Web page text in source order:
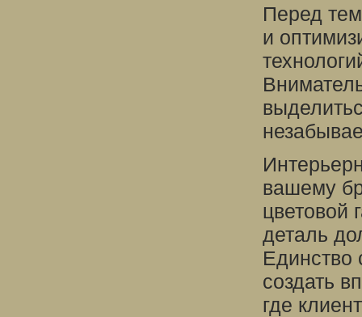
Перед
и
вашему
цветовой
деталь
Единство
создать
где